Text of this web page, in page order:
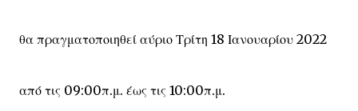
θα πραγματοποιηθεί αύριο Τρίτη 18 Ιανουαρίου 2022
από τις 09:00π.μ. έως τις 10:00π.μ.